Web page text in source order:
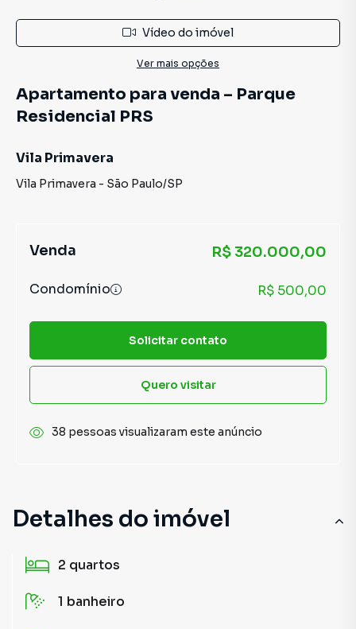
Detalhes do imóvel
2 quartos
1 banheiro
Vídeo do imóvel
Ver mais opções
Apartamento para venda – Parque
Residencial PRS
Vila Primavera
Vila Primavera - São Paulo/SP
Venda R$ 320.000,00
Condomínio R$ 500,00
Solicitar contato
Quero visitar
38 pessoas visualizaram este anúncio